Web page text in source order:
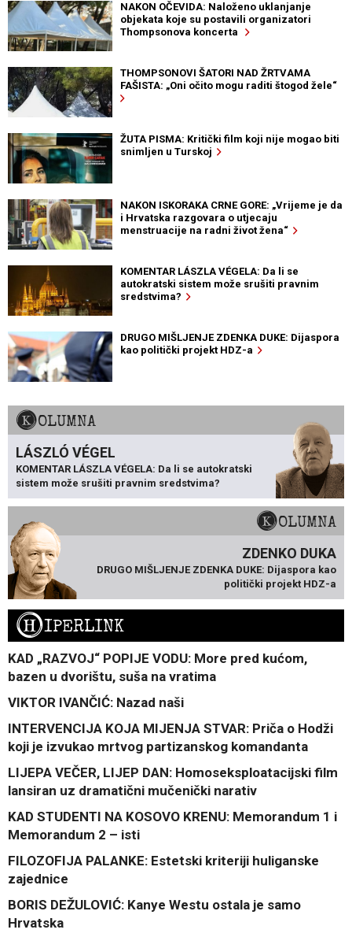
NAKON OČEVIDA: Naloženo uklanjanje
objekata koje su postavili organizatori
Thompsonova koncerta
THOMPSONOVI ŠATORI NAD ŽRTVAMA
FAŠISTA: „Oni očito mogu raditi štogod žele“
ŽUTA PISMA: Kritički film koji nije mogao biti
snimljen u Turskoj
NAKON ISKORAKA CRNE GORE: „Vrijeme je da
i Hrvatska razgovara o utjecaju
menstruacije na radni život žena“
KOMENTAR LÁSZLA VÉGELA: Da li se
autokratski sistem može srušiti pravnim
sredstvima?
DRUGO MIŠLJENJE ZDENKA DUKE: Dijaspora
kao politički projekt HDZ-a
KOLUMNA
LÁSZLÓ VÉGEL
KOMENTAR LÁSZLA VÉGELA: Da li se autokratski
sistem može srušiti pravnim sredstvima?
KOLUMNA
ZDENKO DUKA
DRUGO MIŠLJENJE ZDENKA DUKE: Dijaspora kao
politički projekt HDZ-a
HIPERLINK
KAD „RAZVOJ“ POPIJE VODU: More pred kućom,
bazen u dvorištu, suša na vratima
VIKTOR IVANČIĆ: Nazad naši
INTERVENCIJA KOJA MIJENJA STVAR: Priča o Hodži
koji je izvukao mrtvog partizanskog komandanta
LIJEPA VEČER, LIJEP DAN: Homoseksploatacijski film
lansiran uz dramatični mučenički narativ
KAD STUDENTI NA KOSOVO KRENU: Memorandum 1 i
Memorandum 2 – isti
FILOZOFIJA PALANKE: Estetski kriteriji huliganske
zajednice
BORIS DEŽULOVIĆ: Kanye Westu ostala je samo
Hrvatska